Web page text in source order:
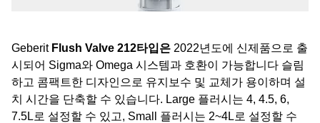
Geberit Flush Valve 212타입은 2022년도에 신제품으로 출
시되어 Sigma와 Omega 시스템과 호환이 가능합니다 슬림
하고 콤팩트한 디자인으로 유지보수 및 교체가 용이하며 설
치 시간을 단축할 수 있습니다. Large 플러시는 4, 4.5, 6,
7.5L로 설정할 수 있고, Small 플러시는 2~4L로 설정할 수